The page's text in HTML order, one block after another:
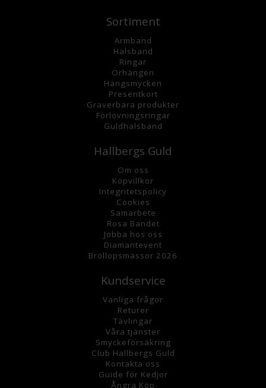
Sortiment
Armband
Halsband
Ringar
Örhängen
Hängsmycken
Presentkort
Graverbara produkter
Förlovningsringar
Guldhalsband
Hallbergs Guld
Om oss
Köpvillkor
Integritetspolicy
Cookies
Samarbete
Rosa Bandet
Jobba hos oss
Diamantevent
Bröllopsmässor 2026
Kundservice
Vanliga frågor
Returer
Tävlingar
Våra tjänster
Smyckeförsäkring
Club Hallbergs Guld
Kontakta oss
Guide för Kedjor
Ångra Köp